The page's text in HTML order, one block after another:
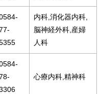
内科,消化器内科,
脳神経外科,産婦
人科
心療内科,精神科